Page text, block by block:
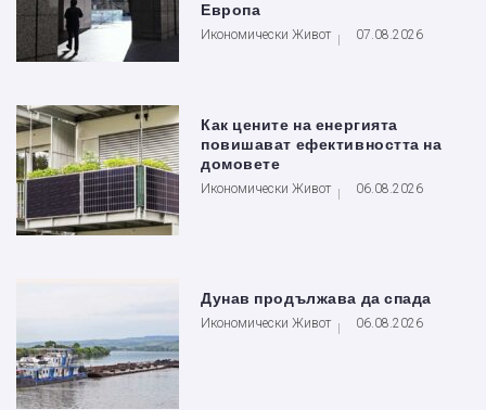
Европа
Икономически Живот 07.08.2026
Как цените на енергията
повишават ефективността на
домовете
Икономически Живот 06.08.2026
Дунав продължава да спада
Икономически Живот 06.08.2026